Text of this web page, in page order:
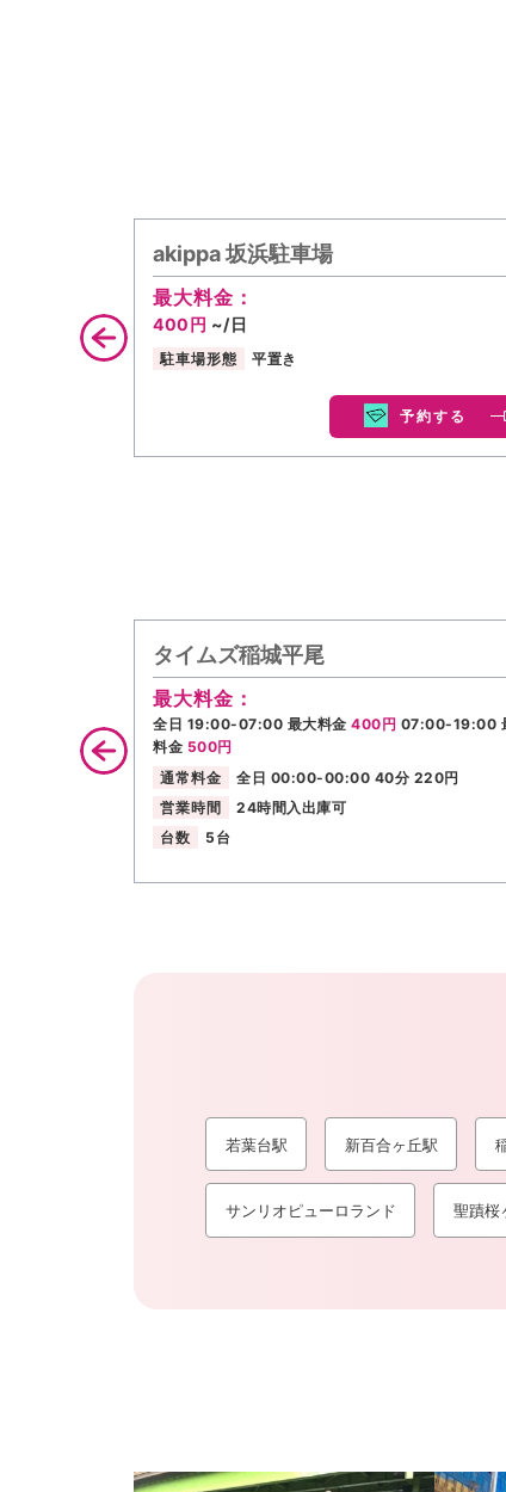
akippa 坂浜駐車場
最大料金：
400円 ~/日
駐車場形態 平置き
予約する
タイムズ稲城平尾
最大料金：
全日 19:00-07:00 最大料金 400円 07:00-19:00
料金 500円
通常料金
全日 00:00-00:00 40分 220円
営業時間
24時間入出庫可
台数
5台
若葉台駅 新百合ヶ丘駅
サンリオピューロランド 聖蹟桜